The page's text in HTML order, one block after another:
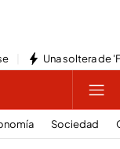
Una soltera de
Sociedad